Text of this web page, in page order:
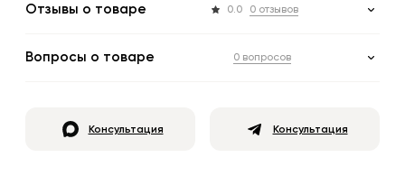
Отзывы о товаре 0.0 0 отзывов
Вопросы о товаре 0 вопросов
Консультация Консультация